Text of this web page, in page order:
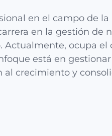
en el campo de
en la gestión de
Actualmente, ocupa el
está en
al crecimiento y